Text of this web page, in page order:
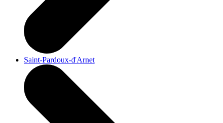
Saint-Pardoux-d'Arnet